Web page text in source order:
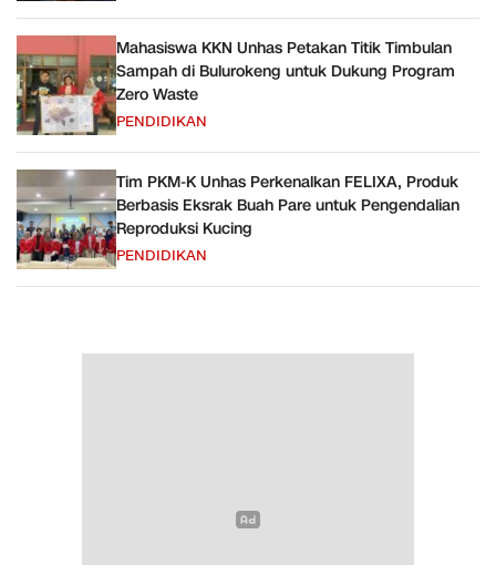
Mahasiswa KKN Unhas Petakan Titik Timbulan
Sampah di Bulurokeng untuk Dukung Program
Zero Waste
PENDIDIKAN
Tim PKM-K Unhas Perkenalkan FELIXA, Produk
Berbasis Eksrak Buah Pare untuk Pengendalian
Reproduksi Kucing
PENDIDIKAN